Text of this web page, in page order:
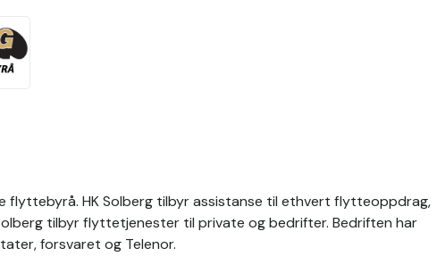
flyttebyrå. HK Solberg tilbyr assistanse til ethvert flytteoppdrag,
tilbyr flyttetjenester til private og bedrifter. Bedriften har
forsvaret og Telenor.